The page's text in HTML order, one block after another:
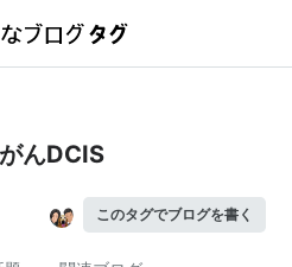
んDCIS
このタグでブログを書く